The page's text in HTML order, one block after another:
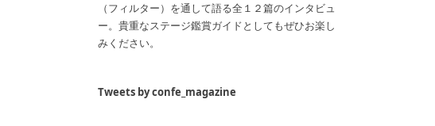
（フィルター）を通して語る全１２篇のインタビュ
ー。貴重なステージ鑑賞ガイドとしてもぜひお楽し
みください。
Tweets by confe_magazine